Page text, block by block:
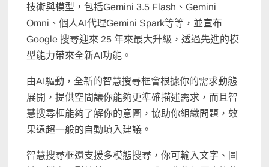
技術與模型，包括Gemini 3.5 Flash、Gemini
Omni、個人AI代理Gemini Spark等等，並宣布
Google 搜尋迎來 25 年來最大升級，透過先進的模
型能力帶來全新AI功能。
由AI驅動，全新的智慧搜尋框會根據你的需求動態
展開，提供空間讓你能夠更準確描述需求，而且智
慧搜尋框能夠了解你的意圖，協助你組織問題，效
果遠超一般的自動填入建議。
智慧搜尋框還支援多模態搜尋，你可輸入文字、圖